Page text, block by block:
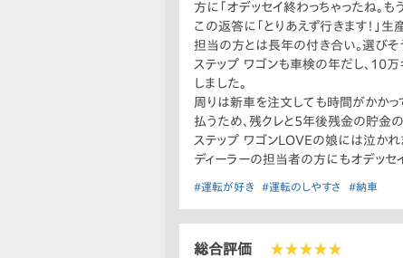
方に「オデッセイ終わっちゃったね。
この返答に「とりあえず行きます！」
担当の方とは長年の付き合い。選びそ
ステップ ワゴンも車検の年だし、10
しました。
周りは新車を注文しても時間がかかっ
払うため、残クレと5年後残金の貯金の
ステップ ワゴンLOVEの娘には泣かれ
ディーラーの担当者の方にもオデッセ
#運転が好き #運転のしやすさ #納車
総合評価 ★★★★★